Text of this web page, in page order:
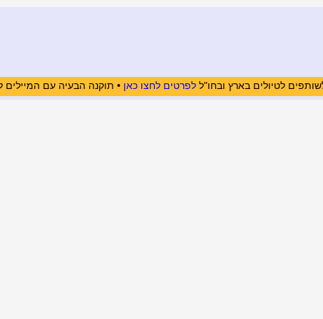
לטיולים בארץ ובחו"ללפרטים לחצו כאן • תוקנה הבעיה עם